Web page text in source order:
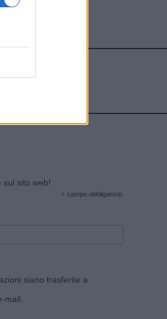
sul sito web!
* campo obbligatorio
siano trasferite a
mail.